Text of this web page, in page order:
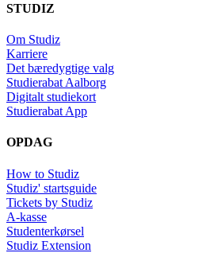
STUDIZ
Om Studiz
Karriere
Det bæredygtige valg
Studierabat Aalborg
Digitalt studiekort
Studierabat App
OPDAG
How to Studiz
Studiz' startsguide
Tickets by Studiz
A-kasse
Studenterkørsel
Studiz Extension